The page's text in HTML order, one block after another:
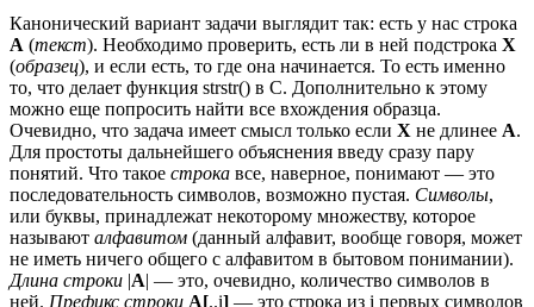
Канонический вариант задачи выглядит так: есть у нас строка
A (текст). Необходимо проверить, есть ли в ней подстрока X
(образец), и если есть, то где она начинается. То есть именно
то, что делает функция strstr() в C. Дополнительно к этому
можно еще попросить найти все вхождения образца.
Очевидно, что задача имеет смысл только если X не длинее A.
Для простоты дальнейшего объяснения введу сразу пару
понятий. Что такое строка все, наверное, понимают — это
последовательность символов, возможно пустая. Символы,
или буквы, принадлежат некоторому множеству, которое
называют алфавитом (данный алфавит, вообще говоря, может
не иметь ничего общего с алфавитом в бытовом понимании).
Длина строки |A| — это, очевидно, количество символов в
ней. Префикс строки A[..i] — это строка из i первых символов